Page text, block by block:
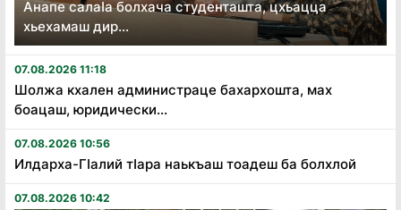
Анапе салаӏа болхача студенташта, цхьацца
хьехамаш дир...
07.08.2026 11:18
Шолжа кхален администраце бахархошта, мах
боацаш, юридически...
07.08.2026 10:56
Илдарха-Гӏалий тӏара наькъаш тоадеш ба болхлой
07.08.2026 10:42